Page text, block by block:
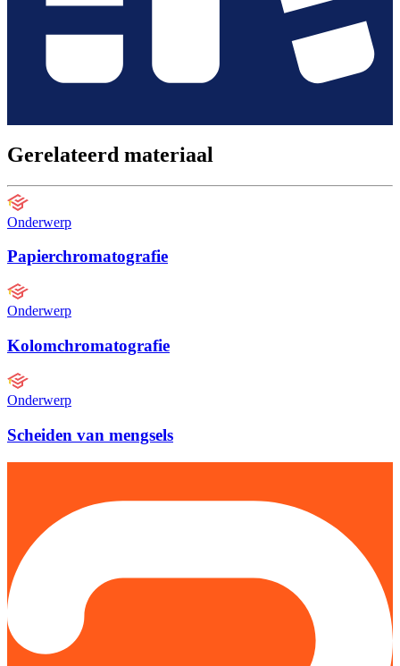
Gerelateerd materiaal
Onderwerp
Papierchromatografie
Onderwerp
Kolomchromatografie
Onderwerp
Scheiden van mengsels